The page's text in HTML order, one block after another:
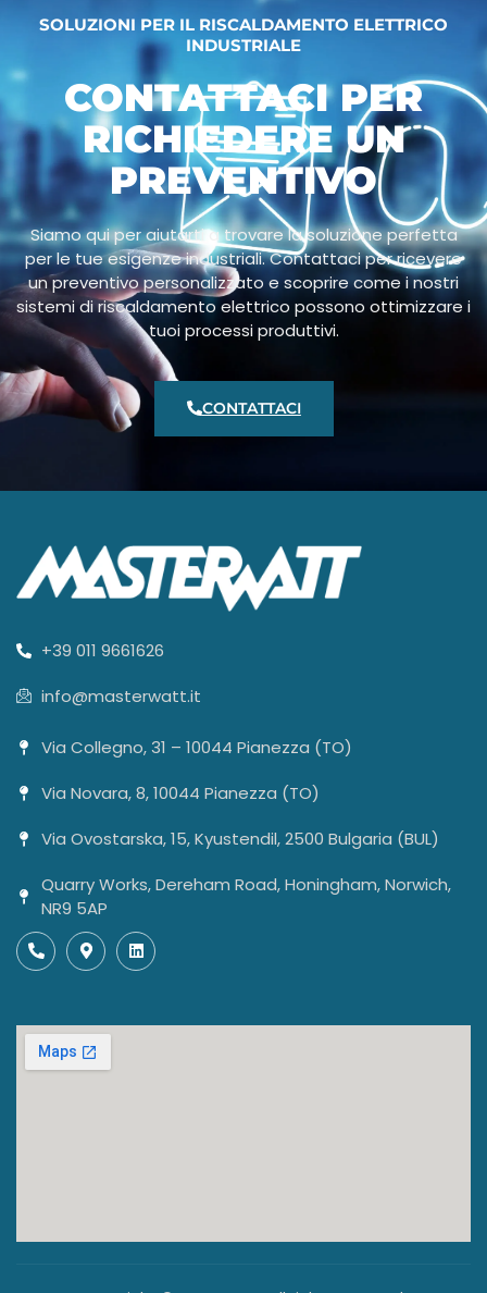
SOLUZIONI PER IL RISCALDAMENTO ELETTRICO
INDUSTRIALE
CONTATTACI PER
RICHIEDERE UN
PREVENTIVO
Siamo qui per aiutarti a trovare la soluzione perfetta
per le tue esigenze industriali. Contattaci per ricevere
un preventivo personalizzato e scoprire come i nostri
sistemi di riscaldamento elettrico possono ottimizzare i
tuoi processi produttivi.
CONTATTACI
+39 011 9661626
info@masterwatt.it
Via Collegno, 31 – 10044 Pianezza (TO)
Via Novara, 8, 10044 Pianezza (TO)
Via Ovostarska, 15, Kyustendil, 2500 Bulgaria (BUL)
Quarry Works, Dereham Road, Honingham, Norwich,
NR9 5AP